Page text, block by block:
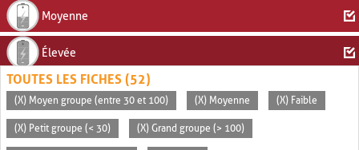
Moyenne
Élevée
TOUTES LES FICHES (52)
(X) Moyen groupe (entre 30 et 100) (X) Moyenne (X) Faible
(X) Petit groupe (< 30) (X) Grand groupe (> 100)